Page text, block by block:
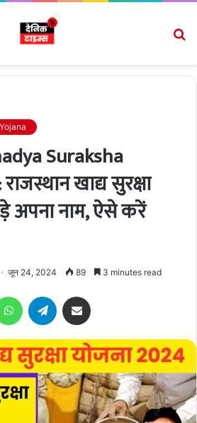
Suraksha
खाद्य सुरक्षा
अपना नाम, ऐसे करें
जून 24, 2024 89 3 minutes read
WhatsAppTelegram